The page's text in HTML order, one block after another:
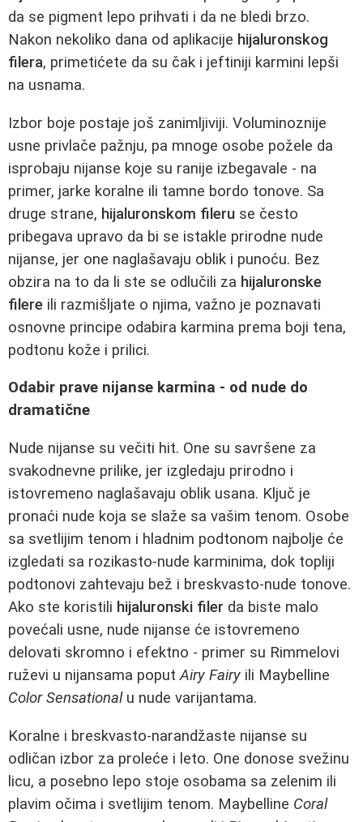
da se pigment lepo prihvati i da ne bledi brzo.
Nakon nekoliko dana od aplikacije hijaluronskog
filera, primetićete da su čak i jeftiniji karmini lepši
na usnama.
Izbor boje postaje još zanimljiviji. Voluminoznije
usne privlače pažnju, pa mnoge osobe požele da
isprobaju nijanse koje su ranije izbegavale - na
primer, jarke koralne ili tamne bordo tonove. Sa
druge strane, hijaluronskom fileru se često
pribegava upravo da bi se istakle prirodne nude
nijanse, jer one naglašavaju oblik i punoću. Bez
obzira na to da li ste se odlučili za hijaluronske
filere ili razmišljate o njima, važno je poznavati
osnovne principe odabira karmina prema boji tena,
podtonu kože i prilici.
Odabir prave nijanse karmina - od nude do
dramatične
Nude nijanse su večiti hit. One su savršene za
svakodnevne prilike, jer izgledaju prirodno i
istovremeno naglašavaju oblik usana. Ključ je
pronaći nude koja se slaže sa vašim tenom. Osobe
sa svetlijim tenom i hladnim podtonom najbolje će
izgledati sa rozikasto-nude karminima, dok topliji
podtonovi zahtevaju bež i breskvasto-nude tonove.
Ako ste koristili hijaluronski filer da biste malo
povećali usne, nude nijanse će istovremeno
delovati skromno i efektno - primer su Rimmelovi
ruževi u nijansama poputAiry Fairy ili Maybelline
Color Sensationalu nude varijantama.
Koralne i breskvasto-narandžaste nijanse su
odličan izbor za proleće i leto. One donose svežinu
licu, a posebno lepo stoje osobama sa zelenim ili
plavim očima i svetlijim tenom. Maybelline Coral